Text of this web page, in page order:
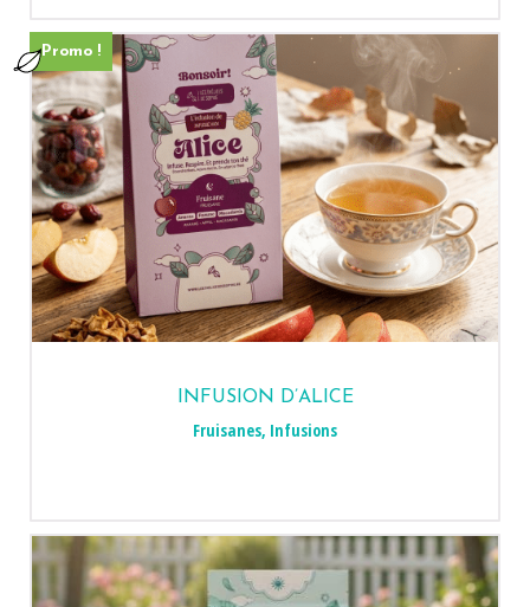
Promo !
INFUSION D’ALICE
Fruisanes, Infusions